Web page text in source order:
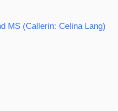
MS (Callerin: Celina Lang)